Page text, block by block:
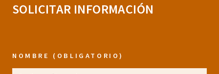
SOLICITAR INFORMACIÓN
NOMBRE (OBLIGATORIO)